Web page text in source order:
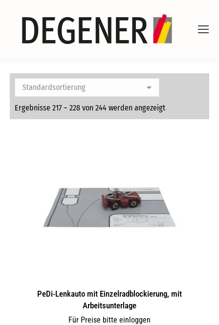
Ergebnisse 217 – 228 von 244 werden angezeigt
PeDi-Lenkauto mit Einzelradblockierung, mit
Arbeitsunterlage
Für Preise bitte einloggen